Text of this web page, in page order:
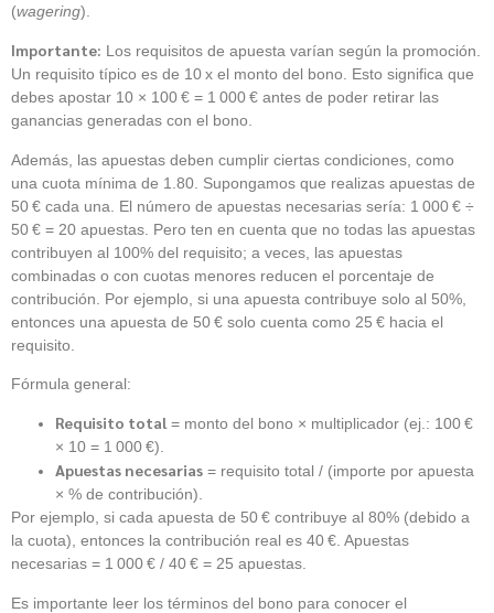
(wagering).
Importante: Los requisitos de apuesta varían según la promoción.
Un requisito típico es de 10 x el monto del bono. Esto significa que
debes apostar 10 × 100 € = 1 000 € antes de poder retirar las
ganancias generadas con el bono.
Además, las apuestas deben cumplir ciertas condiciones, como
una cuota mínima de 1.80. Supongamos que realizas apuestas de
50 € cada una. El número de apuestas necesarias sería: 1 000 € ÷
50 € = 20 apuestas. Pero ten en cuenta que no todas las apuestas
contribuyen al 100% del requisito; a veces, las apuestas
combinadas o con cuotas menores reducen el porcentaje de
contribución. Por ejemplo, si una apuesta contribuye solo al 50%,
entonces una apuesta de 50 € solo cuenta como 25 € hacia el
requisito.
Fórmula general:
Requisito total= monto del bono × multiplicador (ej.: 100 €
× 10 = 1 000 €).
Apuestas necesarias = requisito total / (importe por apuesta
× % de contribución).
Por ejemplo, si cada apuesta de 50 € contribuye al 80% (debido a
la cuota), entonces la contribución real es 40 €. Apuestas
necesarias = 1 000 € / 40 € = 25 apuestas.
Es importante leer los términos del bono para conocer el